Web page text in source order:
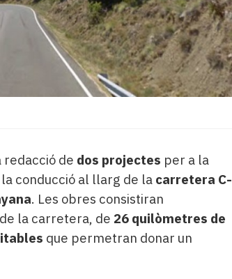
redacció de dos projectes per a la
conducció al llarg de la carretera C-
. Les obres consistiran
de la carretera, de 26 quilòmetres de
que permetran donar un